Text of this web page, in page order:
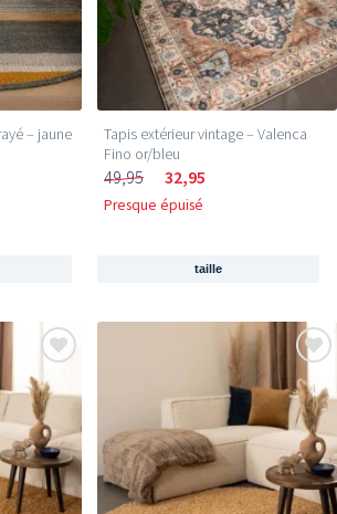
– jaune
Tapis extérieur vintage – Valenca
Fino or/bleu
49,95 32,95
Presque épuisé
taille
5 € de réduction
premier achat !
et sois le premier à découvrir les
et les offres exclusives.
peronnes déjà rejoint